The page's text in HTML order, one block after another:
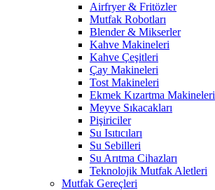
Airfryer & Fritözler
Mutfak Robotları
Blender & Mikserler
Kahve Makineleri
Kahve Çeşitleri
Çay Makineleri
Tost Makineleri
Ekmek Kızartma Makineleri
Meyve Sıkacakları
Pişiriciler
Su Isıtıcıları
Su Sebilleri
Su Arıtma Cihazları
Teknolojik Mutfak Aletleri
Mutfak Gereçleri